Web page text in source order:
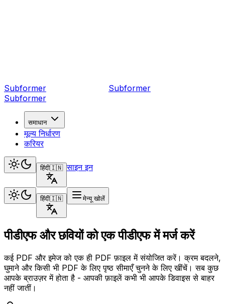
Subformer Subformer
Subformer
समाधान
मूल्य निर्धारण
करियर
हिंदी🇮🇳 साइन इन
हिंदी🇮🇳 मेन्यू खोलें
पीडीएफ और छवियों को एक पीडीएफ में मर्ज करें
कई PDF और इमेज को एक ही PDF फ़ाइल में संयोजित करें। क्रम बदलने,
घुमाने और किसी भी PDF के लिए पृष्ठ सीमाएँ चुनने के लिए खींचें। सब कुछ
आपके ब्राउज़र में होता है - आपकी फ़ाइलें कभी भी आपके डिवाइस से बाहर
नहीं जातीं।